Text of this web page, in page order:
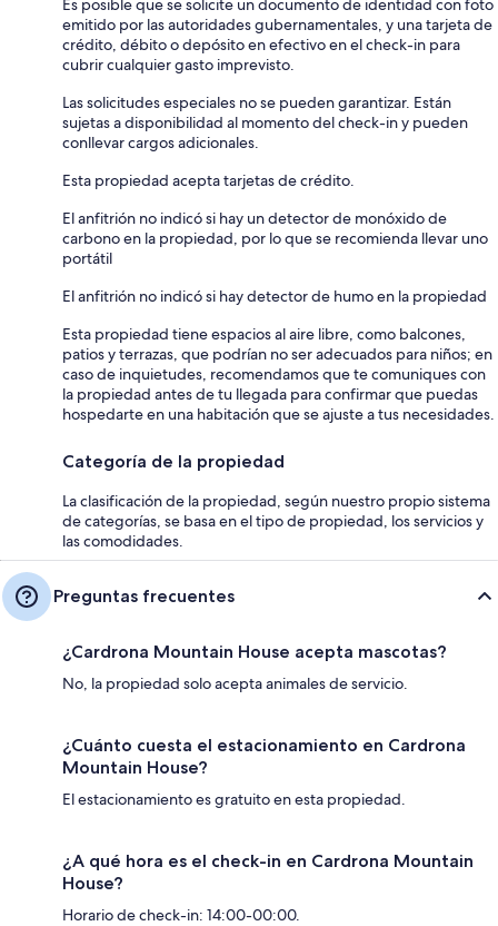
Es posible que se solicite un documento de identidad con foto
emitido por las autoridades gubernamentales, y una tarjeta de
crédito, débito o depósito en efectivo en el check-in para
cubrir cualquier gasto imprevisto.
Las solicitudes especiales no se pueden garantizar. Están
sujetas a disponibilidad al momento del check-in y pueden
conllevar cargos adicionales.
Esta propiedad acepta tarjetas de crédito.
El anfitrión no indicó si hay un detector de monóxido de
carbono en la propiedad, por lo que se recomienda llevar uno
portátil
El anfitrión no indicó si hay detector de humo en la propiedad
Esta propiedad tiene espacios al aire libre, como balcones,
patios y terrazas, que podrían no ser adecuados para niños; en
caso de inquietudes, recomendamos que te comuniques con
la propiedad antes de tu llegada para confirmar que puedas
hospedarte en una habitación que se ajuste a tus necesidades.
Categoría de la propiedad
La clasificación de la propiedad, según nuestro propio sistema
de categorías, se basa en el tipo de propiedad, los servicios y
las comodidades.
Preguntas frecuentes
¿Cardrona Mountain House acepta mascotas?
No, la propiedad solo acepta animales de servicio.
¿Cuánto cuesta el estacionamiento en Cardrona
Mountain House?
El estacionamiento es gratuito en esta propiedad.
¿A qué hora es el check-in en Cardrona Mountain
House?
Horario de check-in: 14:00-00:00.